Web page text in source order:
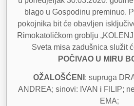
blago u Gospodinu preminuo.
pokojnika bit će obavljen
Rimokatoličkom groblju
Sveta misa zadušnica služit
POČIVAO U MIRU
OŽALOŠĆENI : supruga
ANDREA; sinovi: IVAN i FILIP;
EMA;